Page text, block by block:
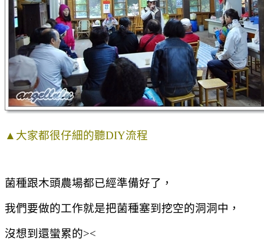
▲大家都很仔細的聽DIY流程
菌種跟木頭農場都已經準備好了，
我們要做的工作就是把菌種塞到挖空的洞洞中，
沒想到還蠻累的><